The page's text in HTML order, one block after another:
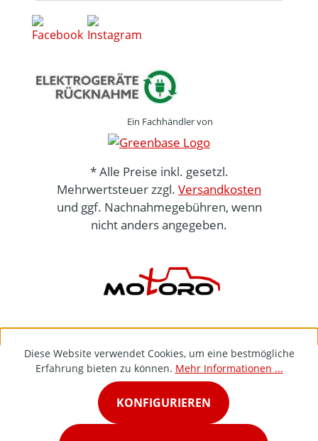
Ein Fachhändler von
* Alle Preise inkl. gesetzl.
Mehrwertsteuer zzgl. Versandkosten
und ggf. Nachnahmegebühren, wenn
nicht anders angegeben.
Diese Website verwendet Cookies, um eine bestmögliche
Erfahrung bieten zu können. Mehr Informationen ...
KONFIGURIEREN